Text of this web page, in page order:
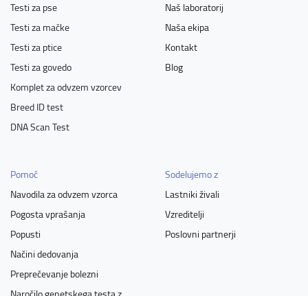
Testi za pse
Testi za mačke
Testi za ptice
Testi za govedo
Komplet za odvzem vzorcev
Breed ID test
DNA Scan Test
Naš laboratorij
Naša ekipa
Kontakt
Blog
Pomoč
Navodila za odvzem vzorca
Pogosta vprašanja
Popusti
Načini dedovanja
Preprečevanje bolezni
Sodelujemo z
Lastniki živali
Vzreditelji
Poslovni partnerji